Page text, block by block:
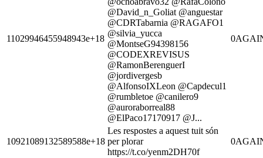
11029946455948943e+18
@David_n_Goliat @anguestar
@CDRTabarnia @RAGAFO1
@silvia_yucca
@MontseG94398156
@CODEXREVISUS
@RamonBerenguerI
@jordivergesb
@AlfonsoIXLeon @Capdecul1
@rumbletoe @canilero9
@auroraborreal88
@ElPaco17170917 @J...
0
10921089132589588e+18
Les respostes a aquest tuit són
per plorar
https://t.co/yenm2DH70f
0